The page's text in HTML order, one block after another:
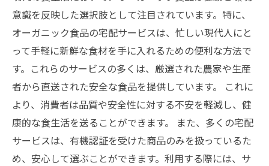
意識を反映した選択肢として注目されています。特に、
オーガニック食品の宅配サービスは、忙しい現代人にと
って手軽に新鮮な食材を手に入れるための便利な方法で
す。これらのサービスの多くは、厳選された農家や生産
者から直送された安全な食品を提供しています。 これに
より、消費者は品質や安全性に対する不安を軽減し、健
康的な食生活を送ることができます。 また、多くの宅配
サービスは、有機認証を受けた商品のみを扱っているた
め、安心して選ぶことができます。利用する際には、サ